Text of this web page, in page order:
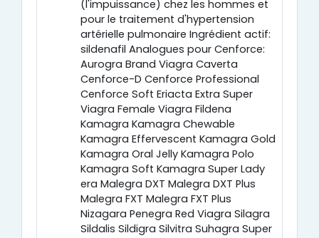
(l'impuissance) chez les hommes et
pour le traitement d'hypertension
artérielle pulmonaire Ingrédient actif:
sildenafil Analogues pour Cenforce:
Aurogra Brand Viagra Caverta
Cenforce-D Cenforce Professional
Cenforce Soft Eriacta Extra Super
Viagra Female Viagra Fildena
Kamagra Kamagra Chewable
Kamagra Effervescent Kamagra Gold
Kamagra Oral Jelly Kamagra Polo
Kamagra Soft Kamagra Super Lady
era Malegra DXT Malegra DXT Plus
Malegra FXT Malegra FXT Plus
Nizagara Penegra Red Viagra Silagra
Sildalis Sildigra Silvitra Suhagra Super